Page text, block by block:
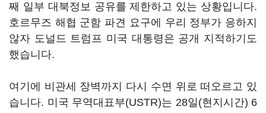
째 일부 대북정보 공유를 제한하고 있는 상황입니다.
호르무즈 해협 군함 파견 요구에 우리 정부가 응하지
않자 도널드 트럼프 미국 대통령은 공개 지적하기도
했습니다.
여기에 비관세 장벽까지 다시 수면 위로 떠오르고 있
습니다. 미국 무역대표부(USTR)는 28일(현지시간) 6